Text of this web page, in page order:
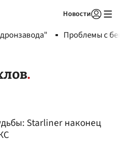
Новости
Проблемы с
Starliner наконец